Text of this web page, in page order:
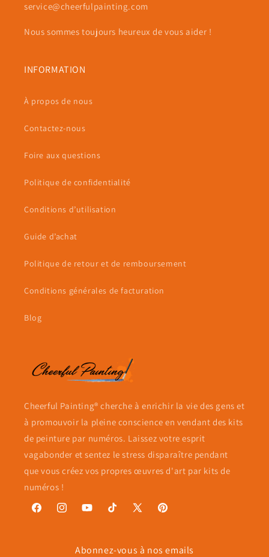
service@cheerfulpainting.com
Nous sommes toujours heureux de vous aider !
INFORMATION
À propos de nous
Contactez-nous
Foire aux questions
Politique de confidentialité
Conditions d’utilisation
Guide d’achat
Politique de retour et de remboursement
Conditions générales de facturation
Blog
Cheerful Painting® cherche à enrichir la vie des gens et
à promouvoir la pleine conscience en vendant des kits
de peinture par numéros. Laissez votre esprit
vagabonder et sentez le stress disparaître pendant
que vous créez vos propres œuvres d'art par kits de
numéros !
FacebookInstagramYouTubeTikTok
X
Pinterest
Abonnez-vous à nos emails